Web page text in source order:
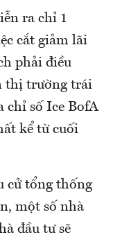
ra chỉ 1
cắt giảm lãi
phải điều
thị trường trái
chỉ số Ice BofA
kể từ cuối
cử tổng thống
một số nhà
đầu tư sẽ